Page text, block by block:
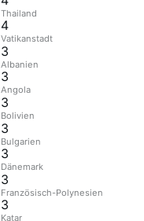
Thailand
4
Vatikanstadt
3
Albanien
3
Angola
3
Bolivien
3
Bulgarien
3
Dänemark
3
Französisch-Polynesien
3
Katar